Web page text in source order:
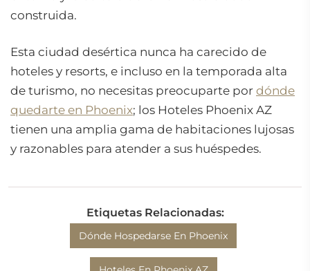
construida.
Esta ciudad desértica nunca ha carecido de
hoteles y resorts, e incluso en la temporada alta
de turismo, no necesitas preocuparte por dónde
quedarte en Phoenix; los Hoteles Phoenix AZ
tienen una amplia gama de habitaciones lujosas
y razonables para atender a sus huéspedes.
Etiquetas Relacionadas:
Dónde Hospedarse En Phoenix